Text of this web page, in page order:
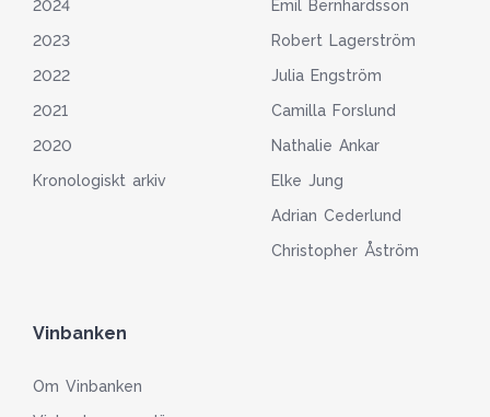
2024
2023
2022
2021
2020
Kronologiskt arkiv
Emil Bernhardsson
Robert Lagerström
Julia Engström
Camilla Forslund
Nathalie Ankar
Elke Jung
Adrian Cederlund
Christopher Åström
Vinbanken
Om Vinbanken